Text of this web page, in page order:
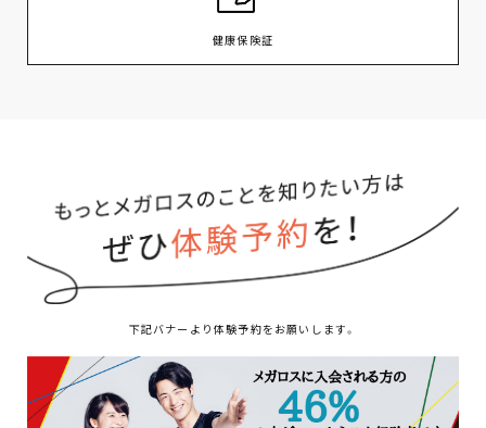
健康保険証
下記バナーより体験予約をお願いします。